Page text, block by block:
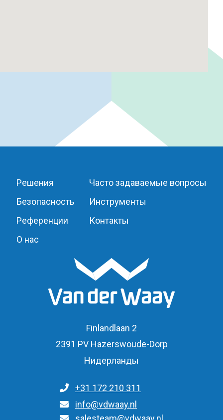
Решения
Безопасность
Референции
О нас
Часто задаваемые вопросы
Инструменты
Контакты
Finlandlaan 2
2391 PV Hazerswoude-Dorp
Нидерланды
+31 172 210 311
Для общих запросов
info@vdwaay.nl